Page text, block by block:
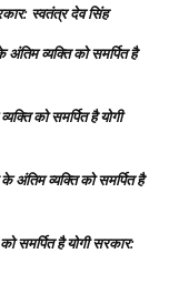
स्वतंत्र देव सिंह
व्यक्ति को समर्पित है
को समर्पित है योगी
अंतिम व्यक्ति को समर्पित है
समर्पित है योगी सरकार: